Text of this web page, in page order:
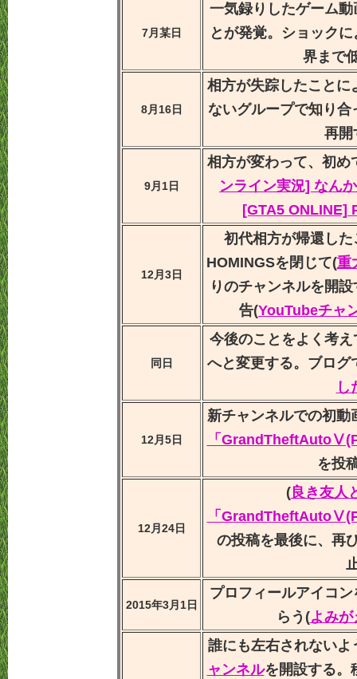
7月某日
一気録りしたゲーム
とが発覚。ショック
界まで
8月16日
相方が失踪したこと
ないグループで知り
再開
9月1日
相方が変わって、初め
ンライン実況] なん
[GTA5 ONLINE]
12月3日
初代相方が帰還し
HOMINGSを閉じて(重
りのチャンネルを開
告(YouTubeチャ
同日
今後のことをよく考
へと変更する。ブログ
し
12月5日
新チャンネルでの初動
「
を投
12月24日
(良き友人
「
の投稿を最後に、再
2015年3月1日
プロフィールアイコ
らう(よみが
誰にも左右されない
ャンネルを開設する。